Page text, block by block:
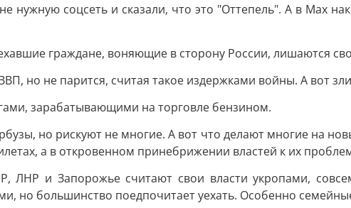
нужную соцсеть и сказали, что это "Оттепель". А в Мах
граждане, воняющие в сторону России, лишаются
но не парится, считая такое издержками войны. А вот
зарабатывающими на торговле бензином.
но рискуют не многие. А вот что делают многие на
а в откровенном принебрижении властей к их
ЛНР и Запорожье считают свои власти укропами,
но большинство поедпочитает уехать. Особенно